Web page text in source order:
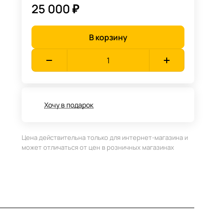
25 000 ₽
В корзину
Хочу в подарок
Цена действительна только для интернет-магазина и
может отличаться от цен в розничных магазинах